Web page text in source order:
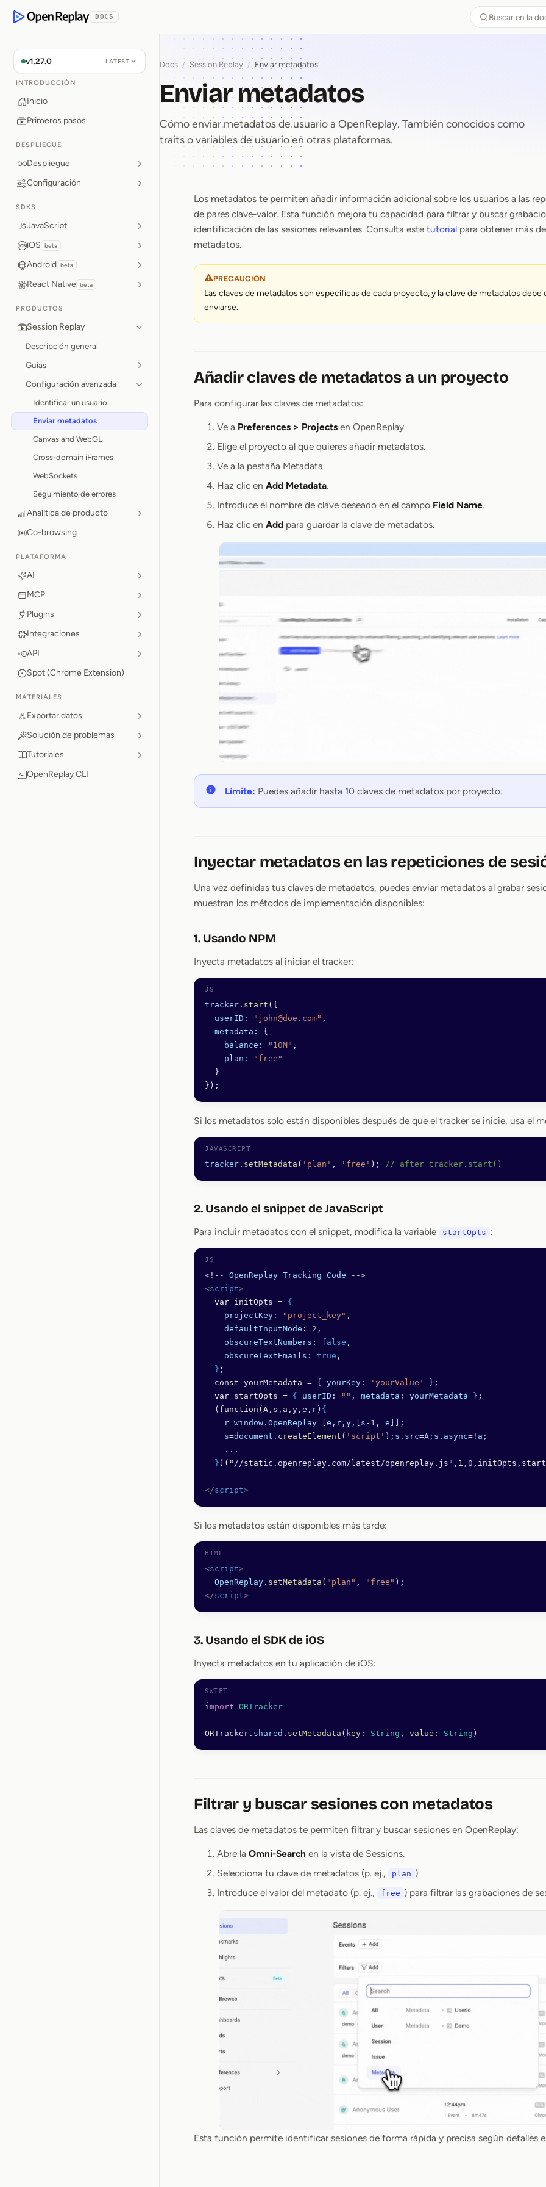
OpenReplay
DOCS Buscar en la
v1.27.0 LATEST
INTRODUCCIÓN
Inicio
Primeros pasos
DESPLIEGUE
Despliegue
Configuración
SDKS
JavaScript
iOS beta
Android beta
React Native beta
PRODUCTOS
Session Replay
Descripción general
Guías
Configuración avanzada
Identificar un usuario
Enviar metadatos
Canvas and WebGL
Cross-domain iFrames
WebSockets
Seguimiento de errores
Analítica de producto
Co-browsing
PLATAFORMA
AI
MCP
Plugins
Integraciones
API
Spot (Chrome Extension)
MATERIALES
Exportar datos
Solución de problemas
Tutoriales
OpenReplay CLI
Docs / Session Replay / Enviar metadatos
Enviar metadatos
Cómo enviar metadatos de usuario a OpenReplay. También conocidos como
traits o variables de usuario en otras plataformas.
Enviar metadatos
Los metadatos te permiten añadir información adicional sobre los usuarios a las
de pares clave-valor. Esta función mejora tu capacidad para filtrar y buscar
identificación de las sesiones relevantes. Consulta este tutorial para obtener más
metadatos.
PRECAUCIÓN
Las claves de metadatos son específicas de cada proyecto, y la clave de metadatos
enviarse.
Añadir claves de metadatos a un proyecto
Para configurar las claves de metadatos:
Ve a Preferences > Projects en OpenReplay.
Elige el proyecto al que quieres añadir metadatos.
Ve a la pestaña Metadata.
Haz clic en Add Metadata.
Introduce el nombre de clave deseado en el campo Field Name.
Haz clic en Add para guardar la clave de metadatos.
Límite: Puedes añadir hasta 10 claves de metadatos por proyecto.
Inyectar metadatos en las repeticiones de
Una vez definidas tus claves de metadatos, puedes enviar metadatos al grabar
muestran los métodos de implementación disponibles:
1. Usando NPM
Inyecta metadatos al iniciar el tracker:
tracker . start ({
  userID:
"john@doe.com" ,
  metadata:
{
    balance:
"10M" ,
    plan:
"free"
  }
});
Si los metadatos solo están disponibles después de que el tracker se inicie, usa el
tracker . setMetadata ( 'plan' , 'free' ); // after tracker.start()
2. Usando el snippet de JavaScript
Para incluir metadatos con el snippet, modifica la variable startOpts :
<!-- OpenReplay Tracking Code -->
<script>
  var initOpts =
{
    projectKey
: "project_key" ,
    defaultInputMode
: 2 ,
    obscureTextNumbers
: false ,
    obscureTextEmails
: true ,
  }
;
  const yourMetadata =
{ yourKey : 'yourValue' } ;
  var startOpts =
{ userID : "" , metadata : yourMetadata } ;
  (function(A,s,a,y,e,r)
{
    r
=window . OpenReplay=[ e , r , y ,[ s - 1 , e ]];
    s
=document . createElement ( 'script' ); s . src=A ; s . async=! a ;
    ...
  }
)("//static.openreplay.com/latest/
</script>
Si los metadatos están disponibles más tarde:
<script>
  OpenReplay
. setMetadata ( "plan" , "free" );
</script>
3. Usando el SDK de iOS
Inyecta metadatos en tu aplicación de iOS:
import ORTracker
ORTracker. shared . setMetadata ( key : String , value : String )
Filtrar y buscar sesiones con metadatos
Las claves de metadatos te permiten filtrar y buscar sesiones en OpenReplay:
Abre la Omni-Search en la vista de Sessions.
Selecciona tu clave de metadatos (p. ej.,
plan ).
Introduce el valor del metadato (p. ej.,
free ) para filtrar las grabaciones de
Esta función permite identificar sesiones de forma rápida y precisa según detalles